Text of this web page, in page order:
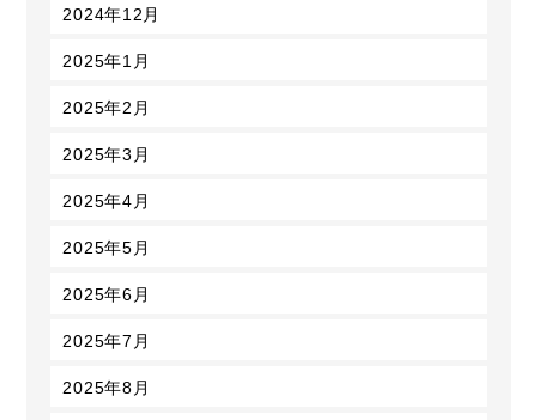
2024年12月
2025年1月
2025年2月
2025年3月
2025年4月
2025年5月
2025年6月
2025年7月
2025年8月